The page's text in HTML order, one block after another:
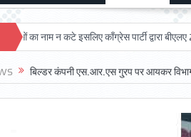
नाम न कटे इसलिए काँग्रेस पार्टी द्वारा बीएलए 2 किए
बिल्डर कंपनी एस.आर.एस गु्रप पर आयकर